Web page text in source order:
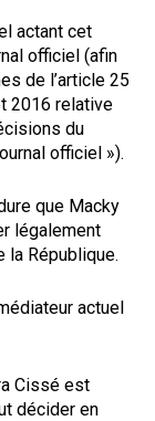
actant cet
officiel (afin
de l’article 25
2016 relative
du
officiel »).
que Macky
légalement
la République.
actuel
Cissé est
décider en